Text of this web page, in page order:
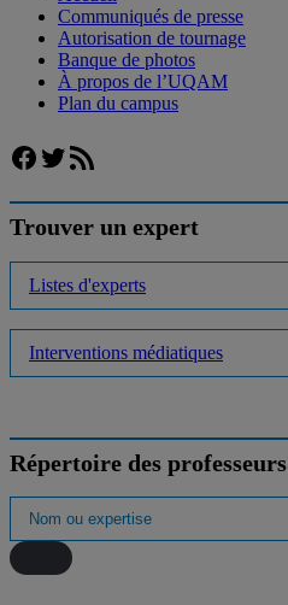
Communiqués de presse
Autorisation de tournage
Banque de photos
À propos de l’UQAM
Plan du campus
Facebook
Twitter
Flux RSS
Trouver un expert
Listes d'experts
Interventions médiatiques
Répertoire des professeurs